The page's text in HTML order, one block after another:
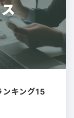
ンキング15